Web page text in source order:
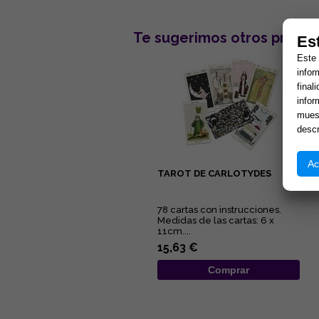
Te sugerimos otros
TAROT DE CARLOTYDES
78 cartas con instrucciones.
Medidas de las cartas: 6 x
11cm....
15,63 €
Comprar
Este